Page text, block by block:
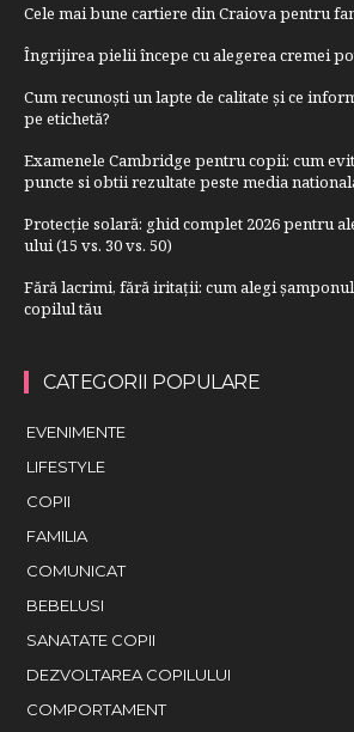
Cele mai bune cartiere din Craiova pentru
Îngrijirea pielii începe cu alegerea cremei
Cum recunoști un lapte de calitate și ce
pe etichetă?
Examenele Cambridge pentru copii: cum
puncte si obtii rezultate peste media
Protecție solară: ghid complet 2026 pentru
ului (15 vs. 30 vs. 50)
Fără lacrimi, fără iritații: cum alegi
copilul tău
CATEGORII POPULARE
EVENIMENTE
LIFESTYLE
COPII
FAMILIA
COMUNICAT
BEBELUSI
SANATATE COPII
DEZVOLTAREA COPILULUI
COMPORTAMENT